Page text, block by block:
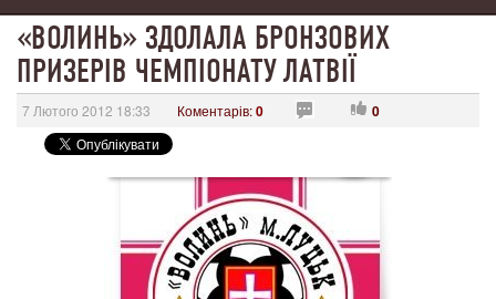
«ВОЛИНЬ» ЗДОЛАЛА БРОНЗОВИХ
ПРИЗЕРІВ ЧЕМПІОНАТУ ЛАТВІЇ
7 Лютого 2012 18:33 Коментарів:0 0